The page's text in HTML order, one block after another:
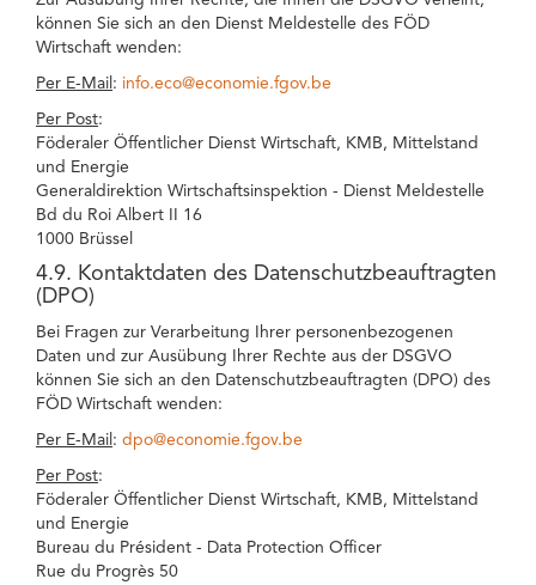
können Sie sich an den Dienst Meldestelle des FÖD
Wirtschaft wenden:
Per E-Mail : info.eco@economie.fgov.be
Per Post:
Föderaler Öffentlicher Dienst Wirtschaft, KMB, Mittelstand
und Energie
Generaldirektion Wirtschaftsinspektion - Dienst Meldestelle
Bd du Roi Albert II 16
1000 Brüssel
4.9. Kontaktdaten des Datenschutzbeauftragten
(DPO)
Bei Fragen zur Verarbeitung Ihrer personenbezogenen
Daten und zur Ausübung Ihrer Rechte aus der DSGVO
können Sie sich an den Datenschutzbeauftragten (DPO) des
FÖD Wirtschaft wenden:
Per E-Mail : dpo@economie.fgov.be
Per Post:
Föderaler Öffentlicher Dienst Wirtschaft, KMB, Mittelstand
und Energie
Bureau du Président - Data Protection Officer
Rue du Progrès 50